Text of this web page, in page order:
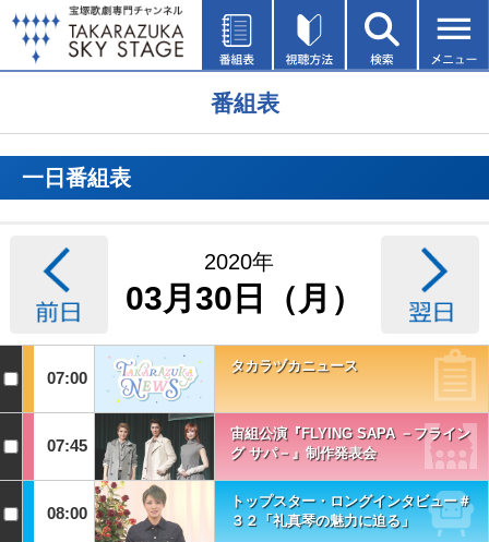
番組表
一日番組表
2020年
03月30日（月）
07:00
タカラヅカニュース
07:45
宙組公演『FLYING SAPA －フライン
グ サパ－』制作発表会
08:00
トップスター・ロングインタビュー＃
３２「礼真琴の魅力に迫る」